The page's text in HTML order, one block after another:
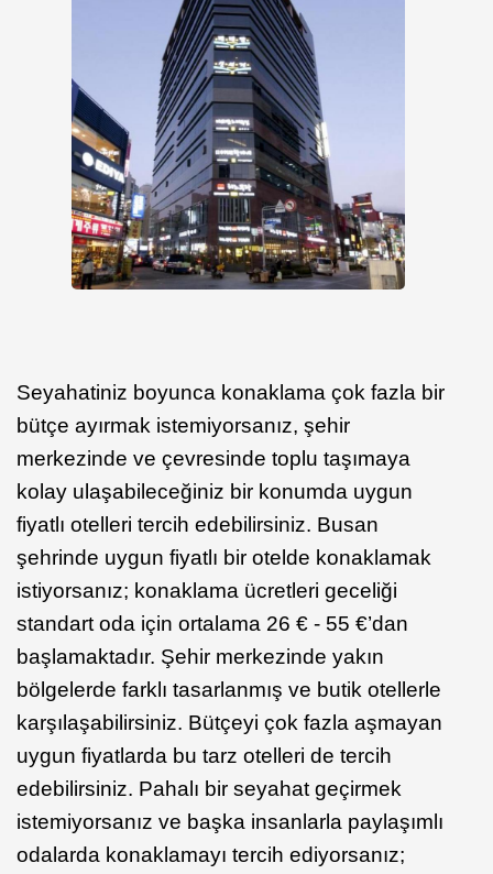
Seyahatiniz boyunca konaklama çok fazla bir
bütçe ayırmak istemiyorsanız, şehir
merkezinde ve çevresinde toplu taşımaya
kolay ulaşabileceğiniz bir konumda uygun
fiyatlı otelleri tercih edebilirsiniz. Busan
şehrinde uygun fiyatlı bir otelde konaklamak
istiyorsanız; konaklama ücretleri geceliği
standart oda için ortalama 26 € - 55 €’dan
başlamaktadır. Şehir merkezinde yakın
bölgelerde farklı tasarlanmış ve butik otellerle
karşılaşabilirsiniz. Bütçeyi çok fazla aşmayan
uygun fiyatlarda bu tarz otelleri de tercih
edebilirsiniz. Pahalı bir seyahat geçirmek
istemiyorsanız ve başka insanlarla paylaşımlı
odalarda konaklamayı tercih ediyorsanız;